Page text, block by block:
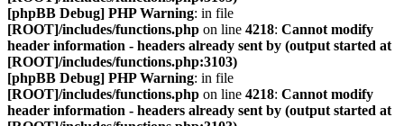
[phpBB Debug] PHP Warning: in file
[ROOT]/includes/functions.php on line 4218: Cannot modify
header information - headers already sent by (output started at
[ROOT]/includes/functions.php:3103)
[phpBB Debug] PHP Warning: in file
[ROOT]/includes/functions.php on line 4218: Cannot modify
header information - headers already sent by (output started at